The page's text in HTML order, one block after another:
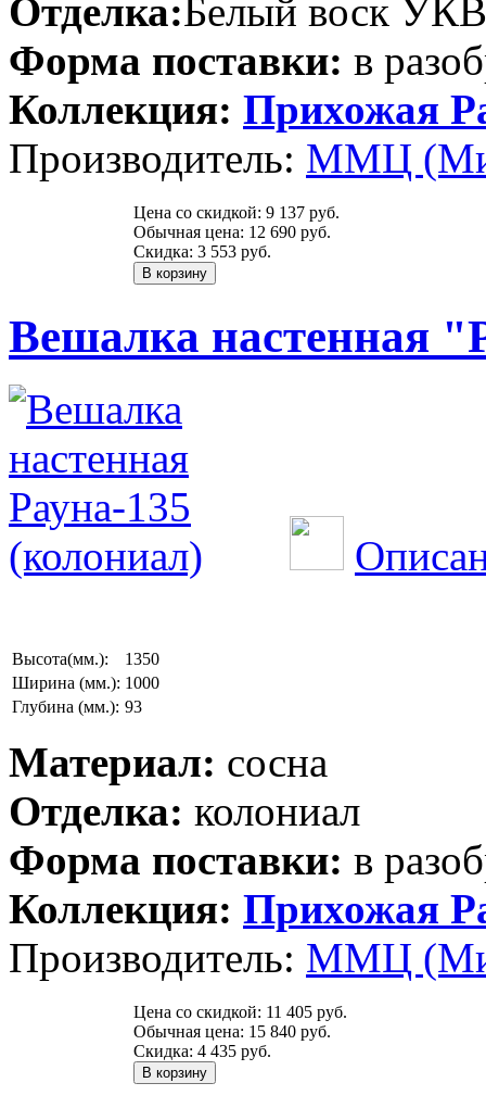
Отделка:Белый воск УКВ
Форма поставки: в
Коллекция: Прихожая
Производитель: ММЦ
Цена со скидкой: 9 137 руб.
Обычная цена: 12 690 руб.
Скидка: 3 553 руб.
Вешалка настенная
Высота(мм.):
1350
Ширина (мм.): 1000
Глубина (мм.): 93
Материал: сосна
Отделка: колониал
Форма поставки: в
Коллекция: Прихожая
Производитель: ММЦ
Цена со скидкой: 11 405 руб.
Обычная цена: 15 840 руб.
Скидка: 4 435 руб.